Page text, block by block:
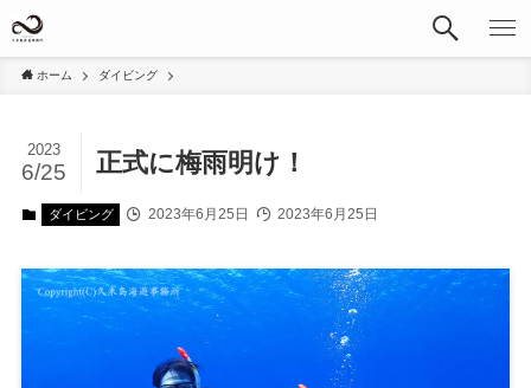
ホーム ダイビング
正式に梅雨明け！
2023
6/25
ダイビング 2023年6月25日 2023年6月25日